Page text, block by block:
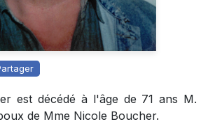
est décédé à l'âge de 71 ans M.
de Mme Nicole Boucher.